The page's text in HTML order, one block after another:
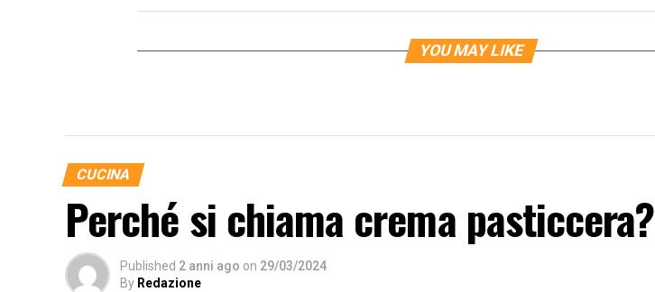
YOU MAY LIKE
CUCINA
Perché si chiama crema pasticcera?
Published 2 anni ago on 29/03/2024
By Redazione